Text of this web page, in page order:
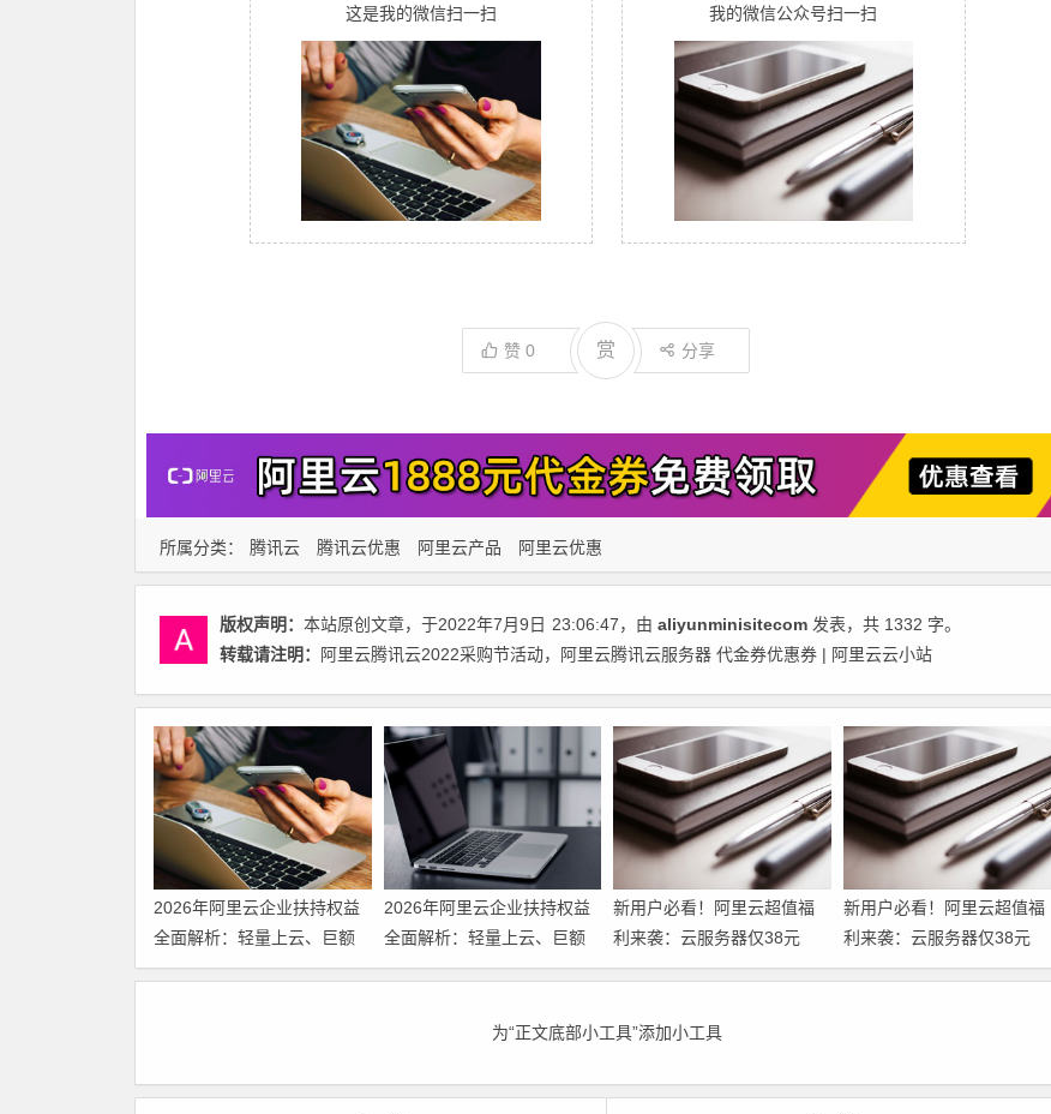
这是我的微信扫一扫
我的微信公众号扫一扫
赞 0 赏 分享
所属分类： 腾讯云 腾讯云优惠 阿里云产品 阿里云优惠
版权声明： 本站原创文章，于2022年7月9日 23:06:47，由 aliyunminisitecom 发表，共 1332 字。
转载请注明：
阿里云腾讯云2022采购节活动，阿里云腾讯云服务器 代金券优惠券 | 阿里云云小站
2026年阿里云企业扶持权益
全面解析：轻量上云、巨额
补贴、专家护航三箭齐发 领
2026年阿里云企业扶持权益
全面解析：轻量上云、巨额
补贴、专家护航三箭齐发
新用户必看！阿里云超值福
利来袭：云服务器仅38元
起，域名1元注册，160款产
搞定！领代金券
新用户必看！阿里云超值福
利来袭：云服务器仅38元
起，域名1元注册，160款产
为“正文底部小工具”添加小工具